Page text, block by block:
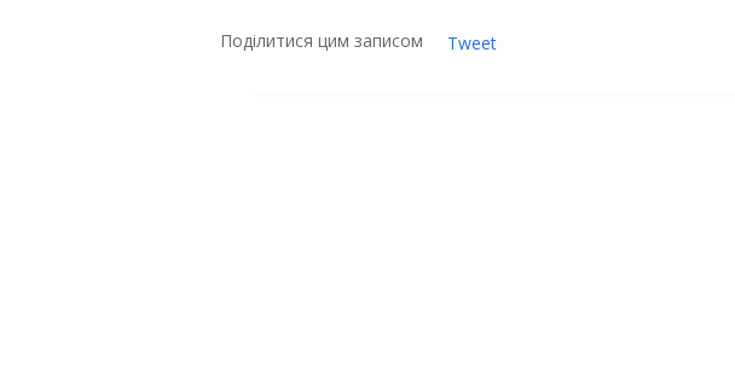
Поділитися цим записом Tweet